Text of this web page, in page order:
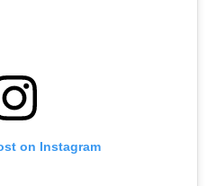
on Instagram